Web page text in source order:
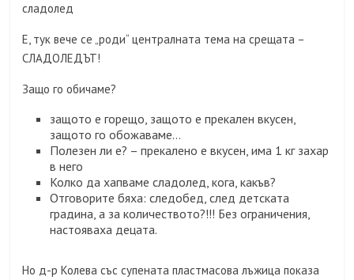
сладолед
Е, тук вече се „роди“ централната тема на срещата –
СЛАДОЛЕДЪТ!
Защо го обичаме?
защото е горещо, защото е прекален вкусен,
защото го обожаваме…
Полезен ли е? – прекалено е вкусен, има 1 кг захар
в него
Колко да хапваме сладолед, кога, какъв?
Отговорите бяха: следобед, след детската
градина, а за количеството?!!! Без ограничения,
настояваха децата.
Но д-р Колева със супената пластмасова лъжица показа